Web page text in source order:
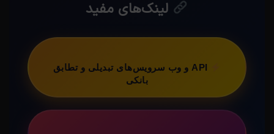
لینک‌های مفید
API و وب سرویس‌های تبدیلی و تطابق
بانکی